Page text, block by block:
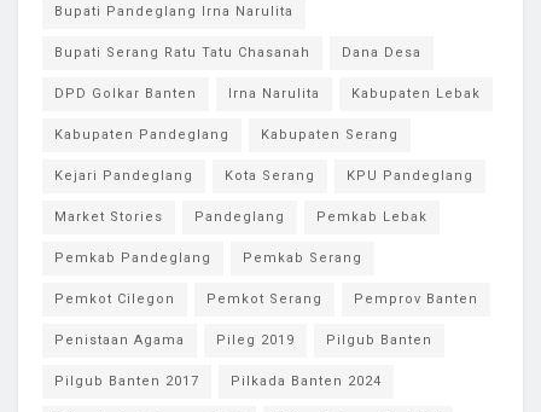
Bupati Pandeglang Irna Narulita
Bupati Serang Ratu Tatu Chasanah Dana Desa
DPD Golkar Banten Irna Narulita Kabupaten Lebak
Kabupaten Pandeglang Kabupaten Serang
Kejari Pandeglang Kota Serang KPU Pandeglang
Market Stories Pandeglang Pemkab Lebak
Pemkab Pandeglang Pemkab Serang
Pemkot Cilegon Pemkot Serang Pemprov Banten
Penistaan Agama Pileg 2019 Pilgub Banten
Pilgub Banten 2017 Pilkada Banten 2024